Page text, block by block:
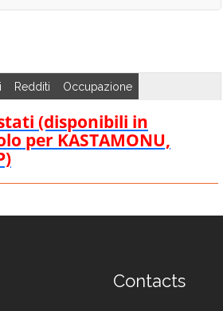
Redditi Occupazione
(disponibili in
per KASTAMONU,
Contacts